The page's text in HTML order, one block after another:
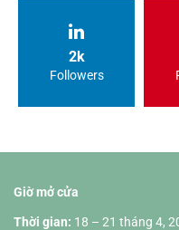
2k
Followers
Giờ mở cửa
Thời gian: 18 – 21 tháng 4,